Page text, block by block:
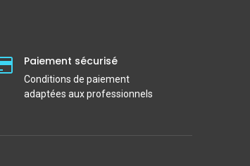
Paiement sécurisé
Conditions de paiement
adaptées aux professionnels